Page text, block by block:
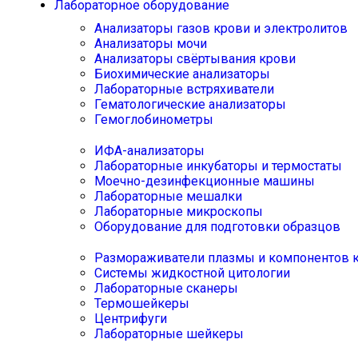
Лабораторное оборудование
Анализаторы газов крови и электролитов
Анализаторы мочи
Анализаторы свёртывания крови
Биохимические анализаторы
Лабораторные встряхиватели
Гематологические анализаторы
Гемоглобинометры
ИФА-анализаторы
Лабораторные инкубаторы и термостаты
Моечно-дезинфекционные машины
Лабораторные мешалки
Лабораторные микроскопы
Оборудование для подготовки образцов
Размораживатели плазмы и компонентов
Системы жидкостной цитологии
Лабораторные сканеры
Термошейкеры
Центрифуги
Лабораторные шейкеры